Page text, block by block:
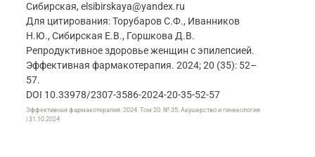
Сибирская, elsibirskaya@yandex.ru
Для цитирования: Торубаров С.Ф., Иванников
Н.Ю., Сибирская Е.В., Горшкова Д.В.
Репродуктивное здоровье женщин с эпилепсией.
Эффективная фармакотерапия. 2024; 20 (35): 52–
57.
DOI 10.33978/2307-3586-2024-20-35-52-57
Эффективная фармакотерапия. 2024. Том 20. № 35. Акушерство и гинекология
| 31.10.2024